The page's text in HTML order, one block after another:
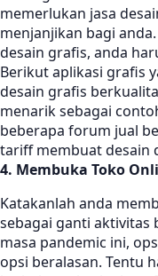
memerlukan jasa
menjanjikan bagi
desain grafis, anda
Berikut aplikasi grafis
desain grafis
menarik sebagai
beberapa forum jual
tariff membuat desain
4. Membuka Toko
Katakanlah anda
sebagai ganti aktivitas
masa pandemic ini,
opsi beralasan. Tentu